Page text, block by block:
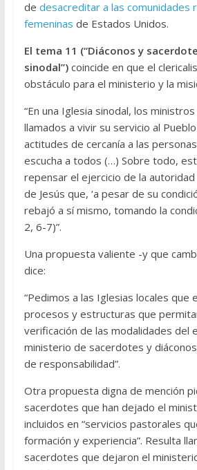
de desacreditar a las comunidades
femeninas de Estados Unidos.
El tema 11 (“Diáconos y
sinodal”)coincide en que el
obstáculo para el ministerio y la
“En una Iglesia sinodal, los
llamados a vivir su servicio al
actitudes de cercanía a las
escucha a todos (…) Sobre todo,
repensar el ejercicio de la
de Jesús que, ‘a pesar de su
rebajó a sí mismo, tomando la
2, 6-7)”.
Una propuesta valiente -y que
dice:
“Pedimos a las Iglesias locales que
procesos y estructuras que
verificación de las modalidades del
ministerio de sacerdotes y
de responsabilidad”.
Otra propuesta digna de mención
sacerdotes que han dejado el
incluidos en “servicios pastorales
formación y experiencia”. Resulta
sacerdotes que dejaron el